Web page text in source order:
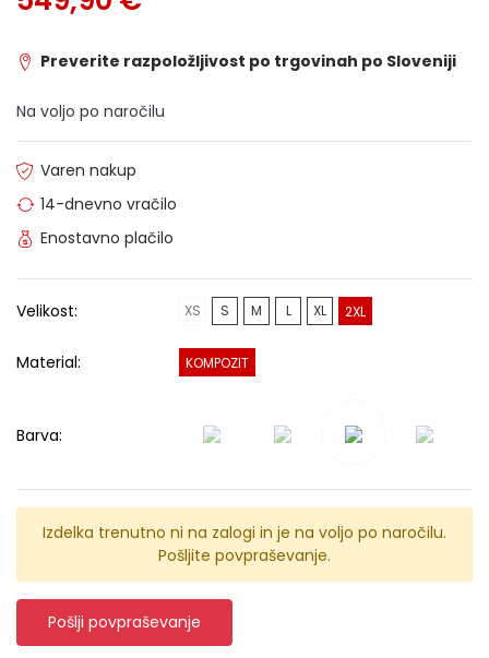
Preverite razpoložljivost po trgovinah po Sloveniji
Na voljo po naročilu
Varen nakup
14-dnevno vračilo
Enostavno plačilo
Velikost: XS S M L XL 2XL
Material: KOMPOZIT
Barva:
Izdelka trenutno ni na zalogi in je na voljo po naročilu.
Pošljite povpraševanje.
Pošlji povpraševanje